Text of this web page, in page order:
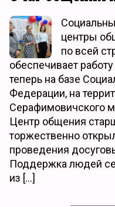
центры
по всей
обеспечивает
теперь на базе
Федерации, на
Серафимовичского
Центр общения
торжественно
проведения
Поддержка людей
из […]